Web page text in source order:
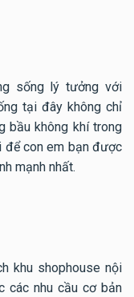
sống lý tưởng với
tại đây không chỉ
bầu không khí trong
để con em bạn được
mạnh nhất.
khu shophouse nội
các nhu cầu cơ bản